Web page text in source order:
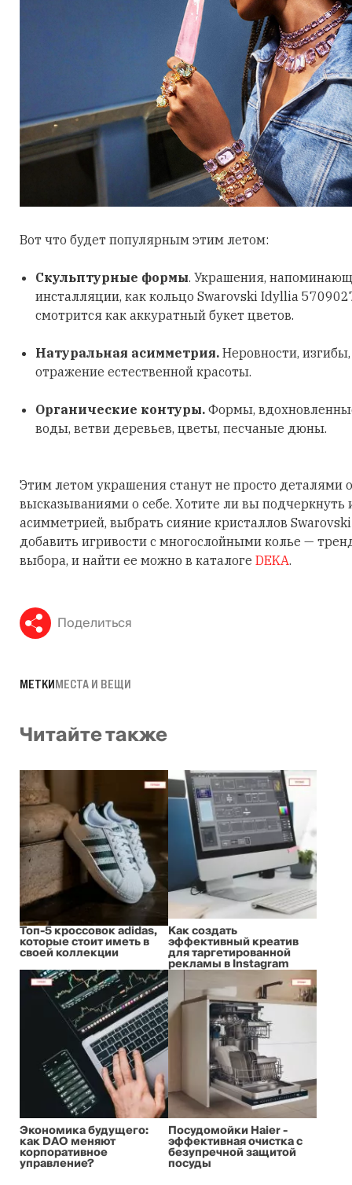
Вот что будет популярным этим летом:
Скульптурные формы. Украшения,
инсталляции, как кольцо Swarovski Idyllia
смотрится как аккуратный букет цветов.
Натуральная асимметрия. Неровности,
отражение естественной красоты.
Органические контуры. Формы,
воды, ветви деревьев, цветы, песчаные дюны.
Этим летом украшения станут не просто деталями
высказываниями о себе. Хотите ли вы подчеркнуть
асимметрией, выбрать сияние кристаллов
добавить игривости с многослойными колье —
выбора, и найти ее можно в каталоге DEKA.
Поделиться
МЕТКИМЕСТА И ВЕЩИ
Читайте также
Топ-5 кроссовок adidas,
которые стоит иметь в
своей коллекции
Как создать
эффективный креатив
для таргетированной
рекламы в Instagram
Экономика будущего:
как DAO меняют
корпоративное
управление?
Посудомойки Haier -
эффективная очистка с
безупречной защитой
посуды